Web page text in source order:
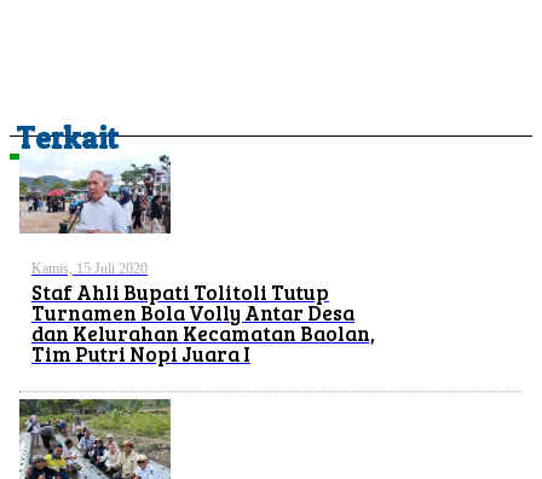
Terkait
Kamis, 15 Juli 2020
Staf Ahli Bupati Tolitoli Tutup
Turnamen Bola Volly Antar Desa
dan Kelurahan Kecamatan Baolan,
Tim Putri Nopi Juara I